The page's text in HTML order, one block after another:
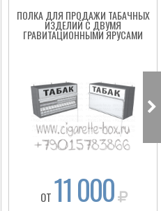
ПОЛКА ДЛЯ ПРОДАЖИ ТАБАЧНЫХ
ИЗДЕЛИЙ С ДВУМЯ
ГРАВИТАЦИОННЫМИ ЯРУСАМИ
ОТ 11 000